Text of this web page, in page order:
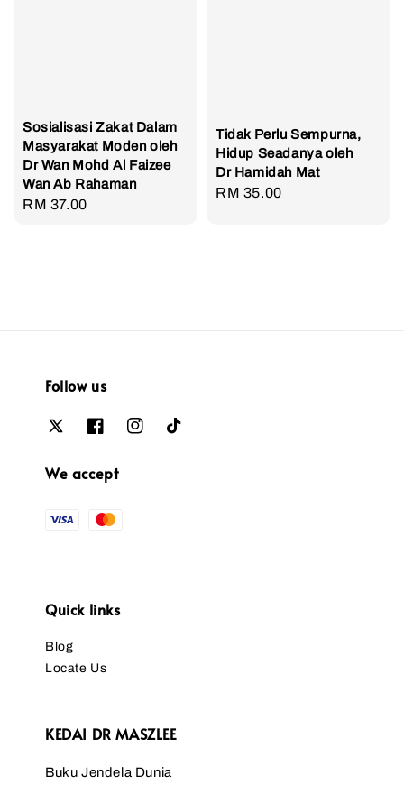
Sosialisasi Zakat Dalam
Masyarakat Moden oleh
Dr Wan Mohd Al Faizee
Wan Ab Rahaman
Regular
RM 37.00
Tidak Perlu Sempurna,
Hidup Seadanya oleh
Dr Hamidah Mat
Regular
RM 35.00
Follow us
We accept
Quick links
Blog
Locate Us
KEDAI DR MASZLEE
Buku Jendela Dunia